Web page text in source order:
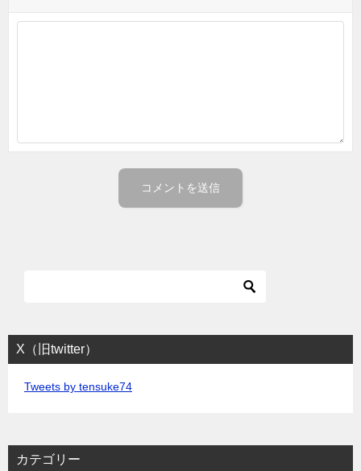
X（旧twitter）
Tweets by tensuke74
カテゴリー